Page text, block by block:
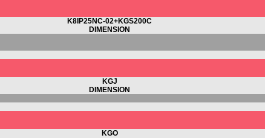
K8IP25NC-02+KGS200C
DIMENSION
KGJ
DIMENSION
KGO